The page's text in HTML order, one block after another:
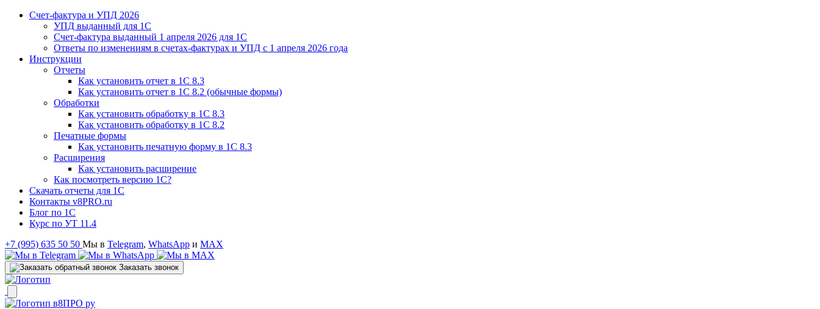
Счет-фактура и УПД 2026
УПД выданный для 1C
Счет-фактура выданный 1 апреля 2026 для 1C
Ответы по изменениям в счетах-фактурах и УПД с 1 апреля 2026 года
Инструкции
Отчеты
Как установить отчет в 1С 8.3
Как установить отчет в 1С 8.2 (обычные формы)
Обработки
Как установить обработку в 1С 8.3
Как установить обработку в 1С 8.2
Печатные формы
Как установить печатную форму в 1С 8.3
Расширения
Как установить расширение
Как посмотреть версию 1С?
Скачать отчеты для 1С
Контакты v8PRO.ru
Блог по 1С
Курс по УТ 11.4
+7 (995) 635 50 50 Мы в Telegram, WhatsApp и MAX
Заказать звонок